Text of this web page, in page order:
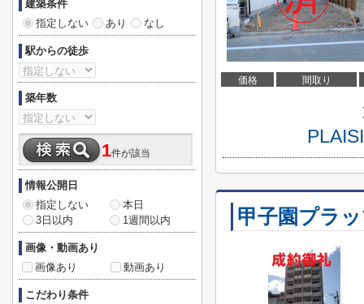
価格 間取り
甲子園プラ
建築条件
指定しない
あり なし
駅からの徒歩
築年数
1件が該当
情報公開日
指定しない
本日
3日以内
1週間以内
画像・動画あり
画像あり
動画あり
こだわり条件